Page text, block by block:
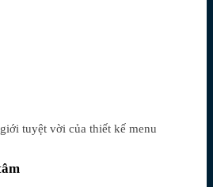
tuyệt vời của thiết kế menu